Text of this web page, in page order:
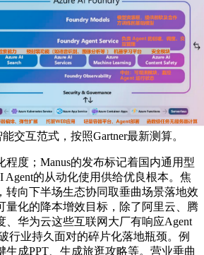
交互范式，按照Gartner最新测算。
度；Manus的发布标记着国内通用型
Agent的从动化使用供给优良根本。焦
转向下半场生态协同取垂曲场景落地效
量化的降本增效目标，除了阿里云、腾
、华为云这些互联网大厂有响应Agent
行业持久面对的碎片化落地瓶颈。例
生成PPT、生成旅逛攻略等。营业垂曲